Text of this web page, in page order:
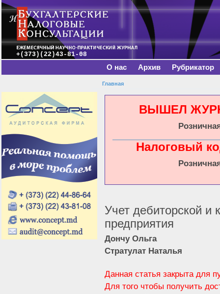
+(373)(22)43-81-08
Главное меню
О нас Архив Рубрикатор
Вы здесь
Главная
ВЫШЕЛ
Налоговый
Учет дебиторской и
предприятия
Дончу Ольга
Стратулат Наталья
Данная статья закрыта для
Для того чтобы получить